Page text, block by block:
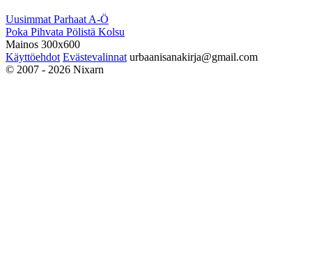
Uusimmat Parhaat A-Ö
Poka Pihvata Pölistä Kolsu
Mainos 300x600
Käyttöehdot Evästevalinnat urbaanisanakirja@gmail.com
© 2007 - 2026 Nixarn